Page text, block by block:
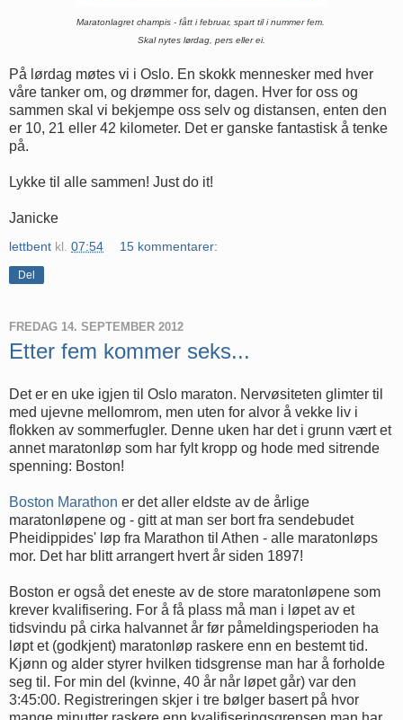
Maratonlagret champis - fått i februar, spart til i nummer fem.
Skal nytes lørdag, pers eller ei.
På lørdag møtes vi i Oslo. En skokk mennesker med hver
våre tanker om, og drømmer for, dagen. Hver for oss og
sammen skal vi bekjempe oss selv og distansen, enten den
er 10, 21 eller 42 kilometer. Det er ganske fantastisk å tenke
på.
Lykke til alle sammen! Just do it!
Janicke
lettbent kl. 07:54 15 kommentarer:
Del
FREDAG 14. SEPTEMBER 2012
Etter fem kommer seks...
Det er en uke igjen til Oslo maraton. Nervøsiteten glimter til
med ujevne mellomrom, men uten for alvor å vekke liv i
flokken av sommerfugler. Denne uken har det i grunn vært et
annet maratonløp som har fylt kropp og hode med sitrende
spenning: Boston!
Boston Marathon er det aller eldste av de årlige
maratonløpene og - gitt at man ser bort fra sendebudet
Pheidippides' løp fra Marathon til Athen - alle maratonløps
mor. Det har blitt arrangert hvert år siden 1897!
Boston er også det eneste av de store maratonløpene som
krever kvalifisering. For å få plass må man i løpet av et
tidsvindu på cirka halvannet år før påmeldingsperioden ha
løpt et (godkjent) maratonløp raskere enn en bestemt tid.
Kjønn og alder styrer hvilken tidsgrense man har å forholde
seg til. For min del (kvinne, 40 år når løpet går) var den
3:45:00. Registreringen skjer i tre bølger basert på hvor